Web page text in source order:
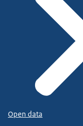
Open data